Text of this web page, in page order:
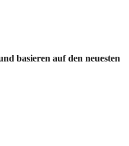
basieren auf den neuesten